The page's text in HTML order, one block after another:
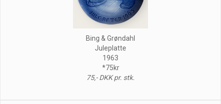
Bing & Grøndahl
Juleplatte
1963
*75kr
75,- DKK pr. stk.